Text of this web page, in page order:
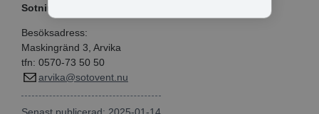
Sotning & Ventilation
Besöksadress:
Maskingränd 3, Arvika
tfn: 0570-73 50 50
arvika@sotovent.nu
Senast publicerad: 2025-01-14